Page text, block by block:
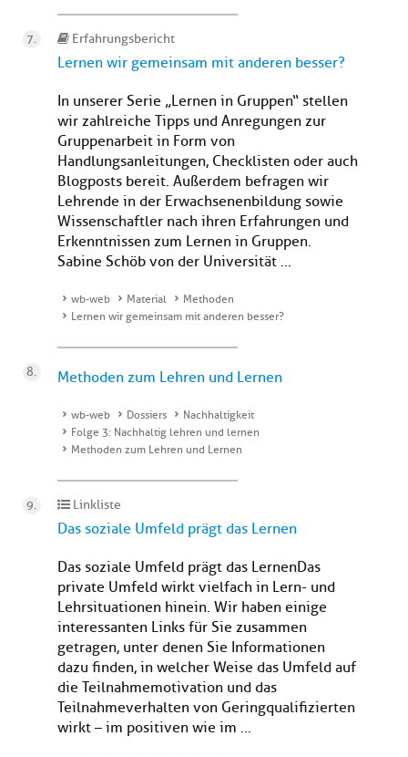
Erfahrungsbericht
Lernen wir gemeinsam mit anderen besser?
In unserer Serie „Lernen in Gruppen“ stellen
wir zahlreiche Tipps und Anregungen zur
Gruppenarbeit in Form von
Handlungsanleitungen, Checklisten oder auch
Blogposts bereit. Außerdem befragen wir
Lehrende in der Erwachsenenbildung sowie
Wissenschaftler nach ihren Erfahrungen und
Erkenntnissen zum Lernen in Gruppen.
Sabine Schöb von der Universität ...
wb-web Material
Methoden
Lernen wir gemeinsam mit anderen besser?
Methoden zum Lehren und Lernen
wb-web Dossiers
Nachhaltigkeit
Folge 3: Nachhaltig lehren und lernen
Methoden zum Lehren und Lernen
Linkliste
Das soziale Umfeld prägt das Lernen
Das soziale Umfeld prägt das LernenDas
private Umfeld wirkt vielfach in Lern- und
Lehrsituationen hinein. Wir haben einige
interessanten Links für Sie zusammen
getragen, unter denen Sie Informationen
dazu finden, in welcher Weise das Umfeld auf
die Teilnahmemotivation und das
Teilnahmeverhalten von Geringqualifizierten
wirkt – im positiven wie im ...